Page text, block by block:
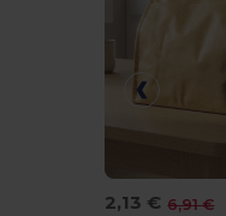
2,13 € 6,91 €